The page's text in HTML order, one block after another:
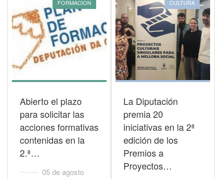
FORMACION
Abierto el plazo
para solicitar las
acciones formativas
contenidas en la
2.ª…
05 de agosto
CULTURA
La Diputación
premia 20
iniciativas en la 2ª
edición de los
Premios a
Proyectos…